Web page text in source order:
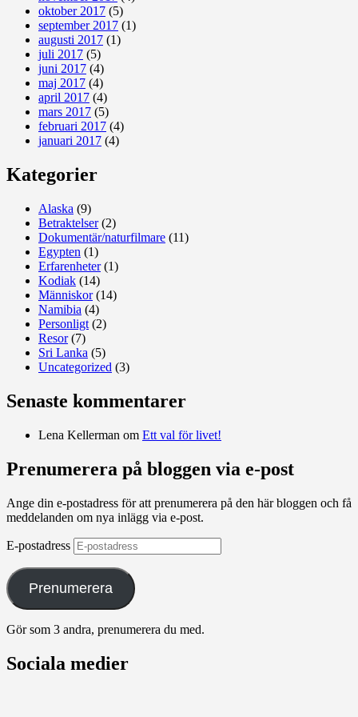
oktober 2017 (5)
september 2017 (1)
augusti 2017 (1)
juli 2017 (5)
juni 2017 (4)
maj 2017 (4)
april 2017 (4)
mars 2017 (5)
februari 2017 (4)
januari 2017 (4)
Kategorier
Alaska (9)
Betraktelser(2)
Dokumentär/naturfilmare (11)
Egypten (1)
Erfarenheter(1)
Kodiak (14)
Människor(14)
Namibia (4)
Personligt (2)
Resor(7)
Sri Lanka (5)
Uncategorized (3)
Senaste kommentarer
Lena Kellerman om Ett val för livet!
Prenumerera på bloggen via e-post
Ange din e-postadress för att prenumerera på den här bloggen och få
meddelanden om nya inlägg via e-post.
E-postadress
Prenumerera
Gör som 3 andra, prenumerera du med.
Sociala medier